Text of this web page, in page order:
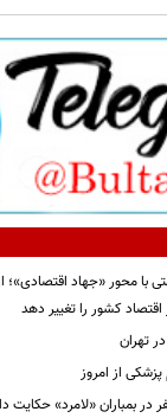
سلسله‌کلیپ ۱۰ قسمتی با محور «جهاد
کشور را تغییر دهد
تهران
از امروز
بمباران «لامرد» حکایت